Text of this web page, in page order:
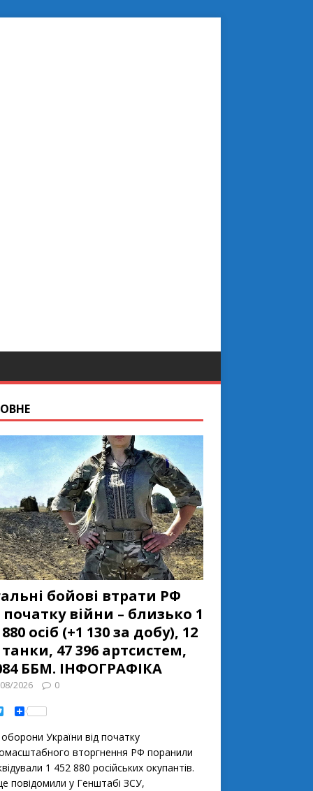
бойові втрати РФ
початку війни – близько 1
осіб (+1 130 за добу), 12
танки, 47 396 артсистем,
ББМ. ІНФОГРАФІКА
2026 0
T
w
t
t
e
r
S
h
r
e
України від початку
вторгнення РФ поранили
1 452 880 російських окупантів.
повідомили у Генштабі ЗСУ,